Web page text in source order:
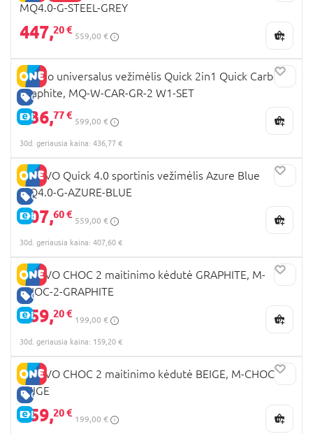
MQ4.0-G-STEEL-GREY
447,20 €
559,00 €
GERA KAINA
E-KAINA
Muuvo universalus vežimėlis Quick 2in1 Quick Carbon
Graphite, MQ-W-CAR-GR-2 W1-SET
436,77 €
599,00 €
30d. geriausia kaina: 436,77 €
GERA KAINA
E-KAINA
MUUVO Quick 4.0 sportinis vežimėlis Azure Blue
MQ4.0-G-AZURE-BLUE
407,60 €
559,00 €
30d. geriausia kaina: 407,60 €
GERA KAINA
E-KAINA
MUUVO CHOC 2 maitinimo kėdutė GRAPHITE, M-
CHOC-2-GRAPHITE
159,20 €
199,00 €
30d. geriausia kaina: 159,20 €
GERA KAINA
E-KAINA
MUUVO CHOC 2 maitinimo kėdutė BEIGE, M-CHOC-2-
BEIGE
159,20 €
199,00 €